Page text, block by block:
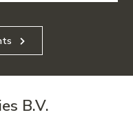
B.V.